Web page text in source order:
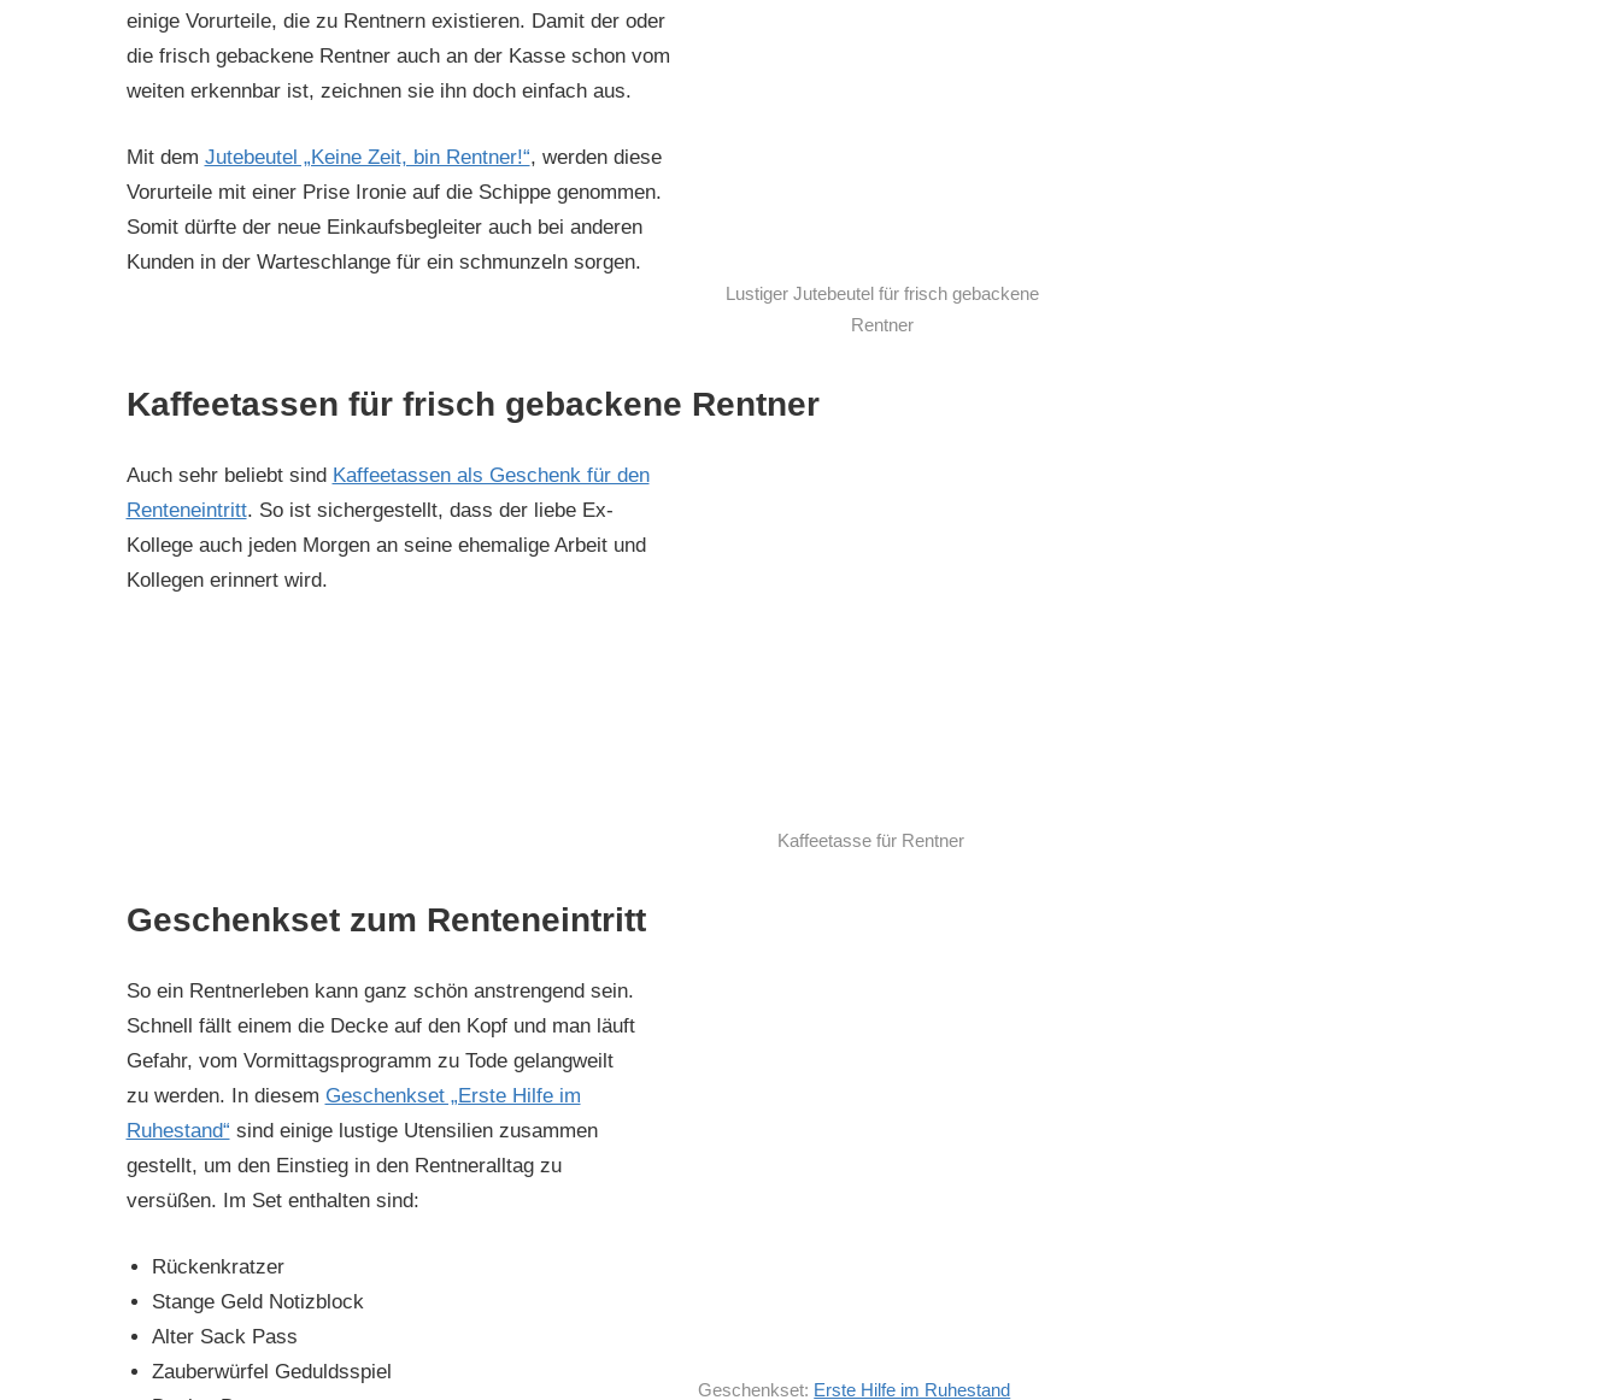
Lustiger Jutebeutel für frisch gebackene
Rentner
einige Vorurteile, die zu Rentnern existieren. Damit der oder
die frisch gebackene Rentner auch an der Kasse schon vom
weiten erkennbar ist, zeichnen sie ihn doch einfach aus.
Mit dem Jutebeutel „Keine Zeit, bin Rentner!“, werden diese
Vorurteile mit einer Prise Ironie auf die Schippe genommen.
Somit dürfte der neue Einkaufsbegleiter auch bei anderen
Kunden in der Warteschlange für ein schmunzeln sorgen.
Kaffeetassen für frisch gebackene Rentner
Kaffeetasse für Rentner
Auch sehr beliebt sind Kaffeetassen als Geschenk für den
Renteneintritt. So ist sichergestellt, dass der liebe Ex-
Kollege auch jeden Morgen an seine ehemalige Arbeit und
Kollegen erinnert wird.
Geschenkset zum Renteneintritt
Geschenkset: Erste Hilfe im Ruhestand
So ein Rentnerleben kann ganz schön anstrengend sein.
Schnell fällt einem die Decke auf den Kopf und man läuft
Gefahr, vom Vormittagsprogramm zu Tode gelangweilt
zu werden. In diesem Geschenkset „Erste Hilfe im
Ruhestand“ sind einige lustige Utensilien zusammen
gestellt, um den Einstieg in den Rentneralltag zu
versüßen. Im Set enthalten sind:
Rückenkratzer
Stange Geld Notizblock
Alter Sack Pass
Zauberwürfel Geduldsspiel